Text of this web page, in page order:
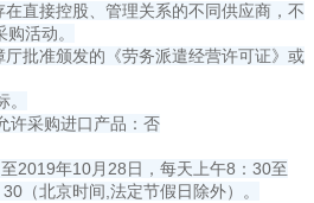
直接控股、管理关系的不同供应商，不
活动。
批准颁发的《劳务派遣经营许可证》或
许采购进口产品：否
2019年10月28日，每天上午8：30至
（北京时间,法定节假日除外）。